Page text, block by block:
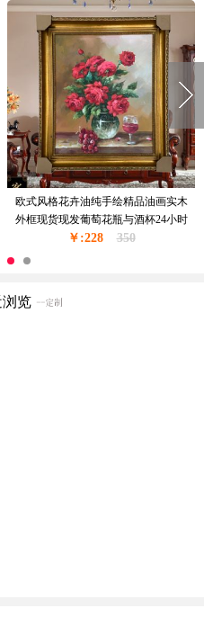
窗台边上的花瓶花卉油画纯手绘油画
现货现发金色实木外框24小时之内发
货
￥:228 350
览